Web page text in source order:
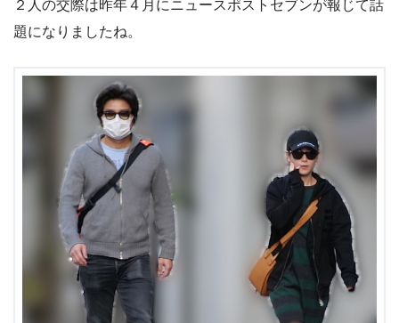
２人の交際は昨年４月にニュースポストセブンが報じて話
題になりましたね。